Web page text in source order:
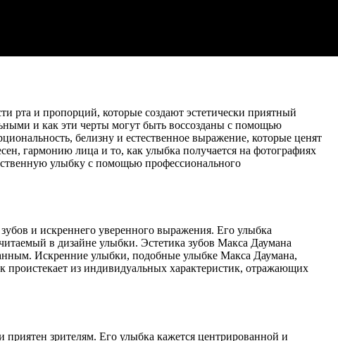
рта и пропорций, которые создают эстетически приятный
и как эти черты могут быть воссозданы с помощью
белизну и естественное выражение, которые ценят
гармонию лица и то, как улыбка получается на фотографиях
улыбку с помощью профессионального
и искреннего уверенного выражения. Его улыбка
в дизайне улыбки. Эстетика зубов Макса Даумана
Искренние улыбки, подобные улыбке Макса Даумана,
проистекает из индивидуальных характеристик, отражающих
зрителям. Его улыбка кажется центрированной и